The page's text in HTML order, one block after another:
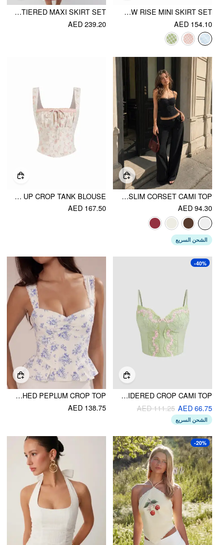
U-NECKLINE GINGHAM BOWKNOT CROP TANK TOP & LOW RISE MINI SKIRT SET
AED 154.10
LINEN-BLEND SWEETHEART CORSET LACE UP CAMI TOP & HIGH RISE TIERED MAXI SKIRT SET
AED 239.20
SWEETHEART NECK LACE TRIM SLIM CORSET CAMI TOP
AED 94.30
الشحن السريع
FLORAL JACQUARD SQUARE NECK BOWKNOT LACE UP CROP TANK BLOUSE
AED 167.50
-40%
LACE FLORAL EMBROIDERED CROP CAMI TOP
AED 66.75
AED 111.25
الشحن السريع
TEXTURED FLORAL SWEETHEART RUCHED PEPLUM CROP TOP
AED 138.75
-20%